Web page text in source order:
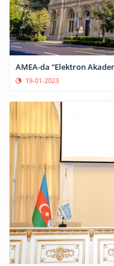
AMEA-da “Elektron
19-01-2023